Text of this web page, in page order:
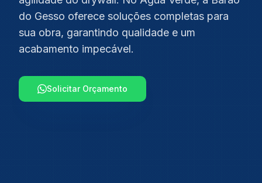
do Gesso oferece soluções completas para
sua obra, garantindo qualidade e um
acabamento impecável.
Solicitar Orçamento